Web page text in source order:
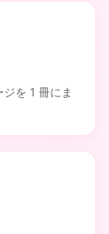
を 1 冊にま